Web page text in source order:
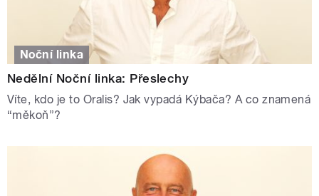
Noční linka
Nedělní Noční linka: Přeslechy
Víte, kdo je to Oralis? Jak vypadá Kýbača? A co znamená
“měkoň”?